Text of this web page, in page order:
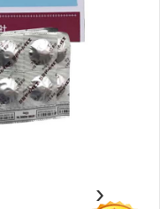
›